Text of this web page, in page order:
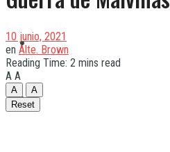
Quilmes
Varela
10 junio, 2021
en Alte. Brown
Reading Time: 2 mins read
A A
A
A
Reset